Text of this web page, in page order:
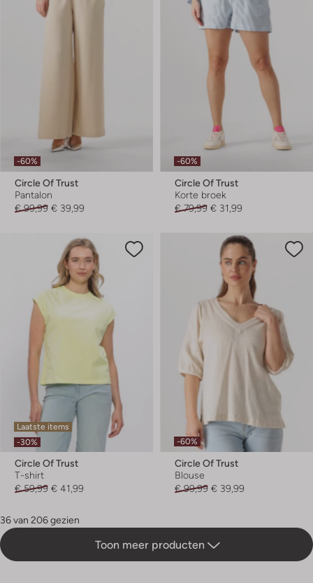
-60%
Circle Of Trust
Pantalon
€ 99,99 € 39,99
-60%
Circle Of Trust
Korte broek
€ 79,99 € 31,99
Laatste items
-30%
Circle Of Trust
T-shirt
€ 59,99 € 41,99
-60%
Circle Of Trust
Blouse
€ 99,99 € 39,99
36 van 206 gezien
Toon meer producten